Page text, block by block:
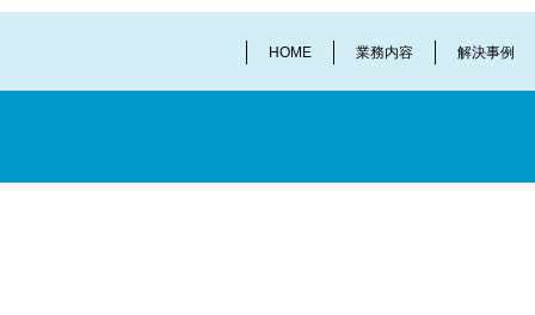
HOME 業務内容 解決事例